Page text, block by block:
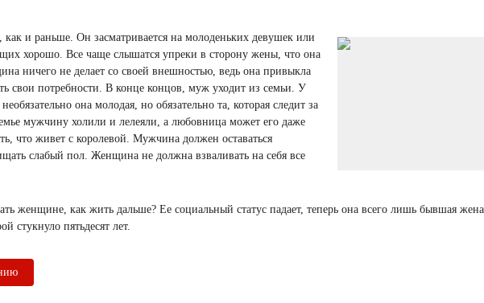
и раньше. Он засматривается на молоденьких девушек или
хорошо. Все чаще слышатся упреки в сторону жены, что она
ничего не делает со своей внешностью, ведь она привыкла
свои потребности. В конце концов, муж уходит из семьи. У
она молодая, но обязательно та, которая следит за
мужчину холили и лелеяли, а любовница может его даже
что живет с королевой. Мужчина должен оставаться
слабый пол. Женщина не должна взваливать на себя все
женщине, как жить дальше? Ее социальный статус падает, теперь она всего лишь бывшая
стукнуло пятьдесят лет.